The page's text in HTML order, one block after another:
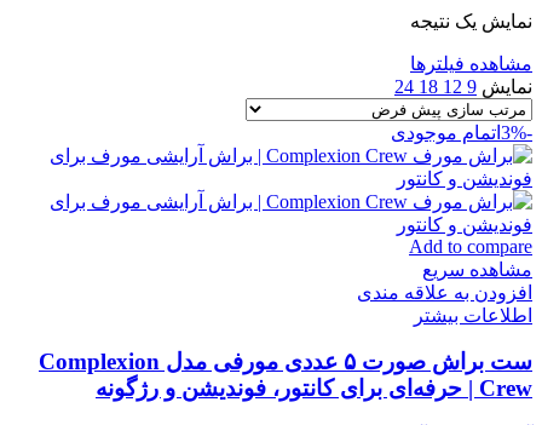
نمایش یک نتیجه
مشاهده فیلترها
نمایش 9
12
18
24
-3% اتمام موجودی
Add to compare
مشاهده سریع
افزودن به علاقه مندی
اطلاعات بیشتر
ست براش صورت ۵ عددی مورفی مدل Complexion
Crew | حرفه‌ای برای کانتور، فوندیشن و رژگونه